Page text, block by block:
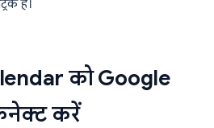
है।
को Google
करें